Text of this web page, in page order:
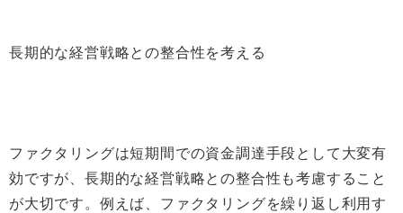
長期的な経営戦略との整合性を考える
ファクタリングは短期間での資金調達手段として大変有
効ですが、長期的な経営戦略との整合性も考慮すること
が大切です。例えば、ファクタリングを繰り返し利用す